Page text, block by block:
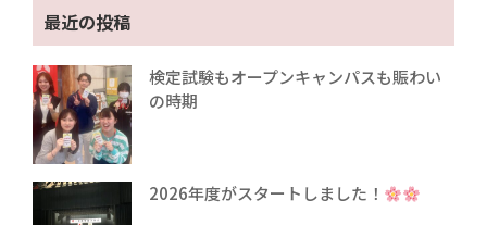
最近の投稿
検定試験もオープンキャンパスも賑わい
の時期
2026年度がスタートしました！